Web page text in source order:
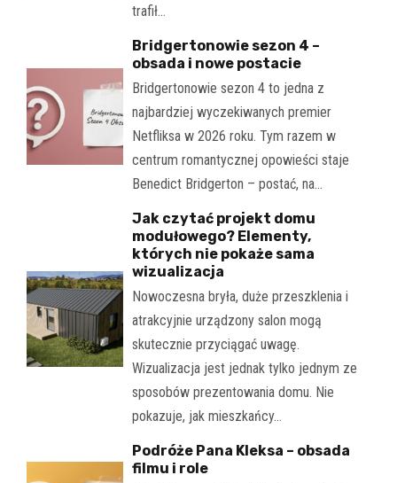
trafił…
Bridgertonowie sezon 4 –
obsada i nowe postacie
Bridgertonowie sezon 4 to jedna z
najbardziej wyczekiwanych premier
Netfliksa w 2026 roku. Tym razem w
centrum romantycznej opowieści staje
Benedict Bridgerton – postać, na…
Jak czytać projekt domu
modułowego? Elementy,
których nie pokaże sama
wizualizacja
Nowoczesna bryła, duże przeszklenia i
atrakcyjnie urządzony salon mogą
skutecznie przyciągać uwagę.
Wizualizacja jest jednak tylko jednym ze
sposobów prezentowania domu. Nie
pokazuje, jak mieszkańcy…
Podróże Pana Kleksa – obsada
filmu i role